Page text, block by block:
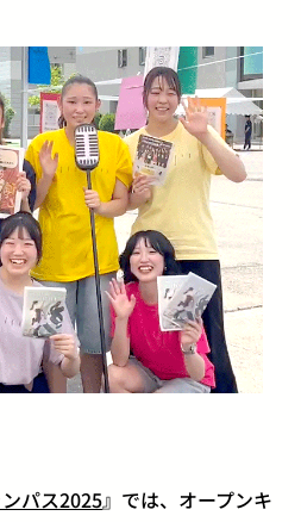
パス2025』では、オープンキ